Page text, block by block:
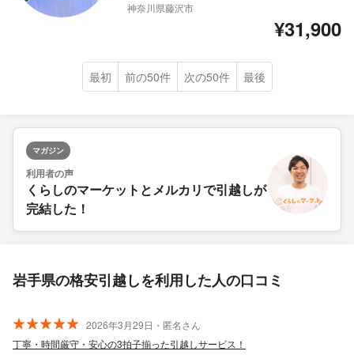
神奈川県藤沢市
¥31,900
最初 前の50件 次の50件 最後
マガジン
利用者の声
くらしのマーケットとメルカリで引越しが
完結した！
岩手県の格安引越しを利用した人の口コミ
2026年3月29日・匿名さん
丁寧・時間厳守・安心の3拍子揃った引越しサービス！